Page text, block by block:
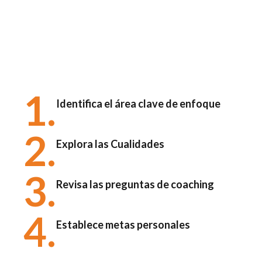
1. Identifica el área clave de enfoque
2.Explora las Cualidades
3.Revisa las preguntas de coaching
4.Establece metas personales